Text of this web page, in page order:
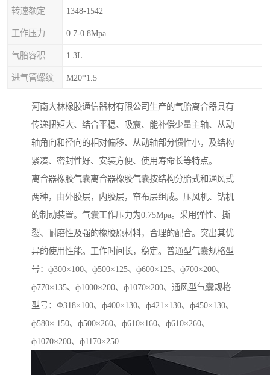
转速额定 1348-1542
工作压力 0.7-0.8Mpa
气胎容积 1.3L
进气管螺纹 M20*1.5
河南大林橡胶通信器材有限公司生产的气胎离合器具有
传递扭矩大、结合平稳、吸震、能补偿少量主轴、从动
轴角向和径向的相对偏移、从动轴部分惯性小，及结构
紧凑、密封性好、安装方便、使用寿命长等特点。
离合器橡胶气囊离合器橡胶气囊按结构分胎式和通风式
两种，由外胶层，内胶层，帘布层组成。压风机、钻机
的制动装置。气囊工作压力为0.75Mpa。采用弹性、撕
裂、耐磨性及强的橡胶原材料，合理的配合。突出其优
异的使用性能。工作时间长，稳定。普通型气囊规格型
号：ф300×100、ф500×125、ф600×125、ф700×200、
ф770×135、ф1000×200、ф1070×200、通风型气囊规格
型号：Ф318×100、ф400×130、ф421×130、ф450×130、
ф580× 150、ф500×260、ф610×160、ф610×260、
ф1070×200、ф1170×250